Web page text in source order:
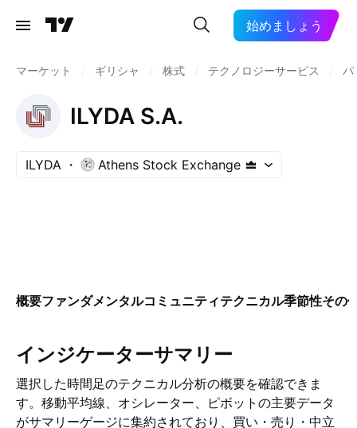
始めましょう
マーケット ギリシャ 株式 テクノロジーサービス パ
ILYDA S.A.
ILYDA Athens Stock Exchange
概要ファンダメンタルコミュニティテクニカル季節性その
インジケーターサマリー
選択した時間足のテクニカル分析の概要を確認できま
す。移動平均線、オシレーター、ピボットの主要データ
がサマリーゲージに集約されており、買い・売り・中立